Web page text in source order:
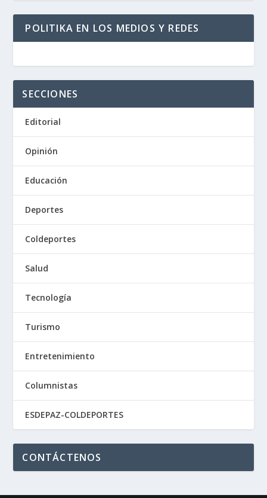
POLITIKA EN LOS MEDIOS Y REDES
SECCIONES
Editorial
Opinión
Educación
Deportes
Coldeportes
Salud
Tecnología
Turismo
Entretenimiento
Columnistas
ESDEPAZ-COLDEPORTES
CONTÁCTENOS